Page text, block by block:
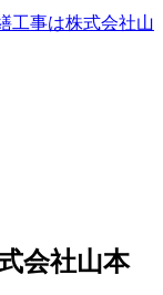
会社山本